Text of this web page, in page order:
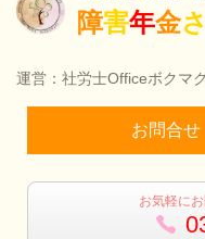
障害年金さ
運営：社労士Officeボクマ
お問合
お気軽に